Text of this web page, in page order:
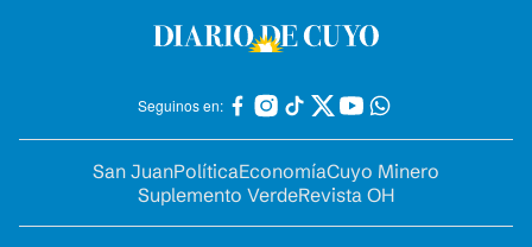
Seguinos en:
San JuanPolíticaEconomíaCuyo Minero
Suplemento VerdeRevista OH